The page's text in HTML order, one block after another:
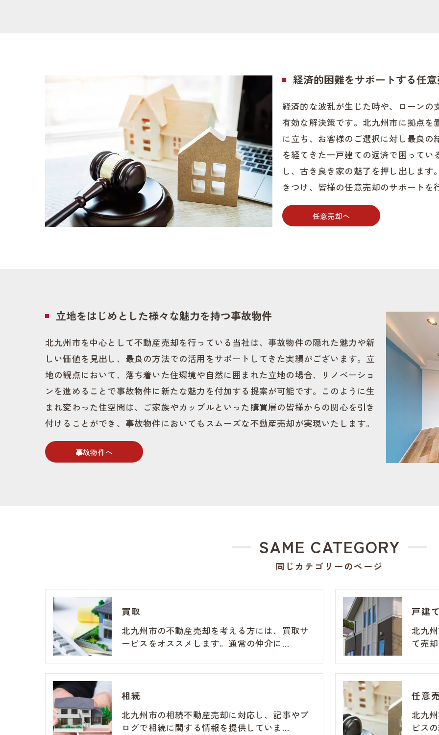
経済的困難をサポートする任
経済的な波乱が生じた時や、ローン
有効な解決策です。北九州市に拠点
に立ち、お客様のご選択に対し最良
を経てきた一戸建ての返済で困って
し、古き良き家の魅了を押し出しま
きつけ、皆様の任意売却のサポートを
任意売却へ
立地をはじめとした様々な魅力を持つ事故物件
北九州市を中心として不動産売却を行っている当社は、事故物件の隠れた魅力や新
しい価値を見出し、最良の方法での活用をサポートしてきた実績がございます。立
地の観点において、落ち着いた住環境や自然に囲まれた立地の場合、リノベーショ
ンを進めることで事故物件に新たな魅力を付加する提案が可能です。このように生
まれ変わった住空間は、ご家族やカップルといった購買層の皆様からの関心を引き
付けることができ、事故物件においてもスムーズな不動産売却が実現いたします。
事故物件へ
同じカテゴリーのページ
SAME CATEGORY
買取
北九州市の不動産売却を考える方には、買取サ
ービスをオススメします。通常の仲介に…
戸建
北九
て売
相続
北九州市の相続不動産売却に対応し、記事やブ
ログで相続に関する情報を提供していま…
任意
北九
ビス